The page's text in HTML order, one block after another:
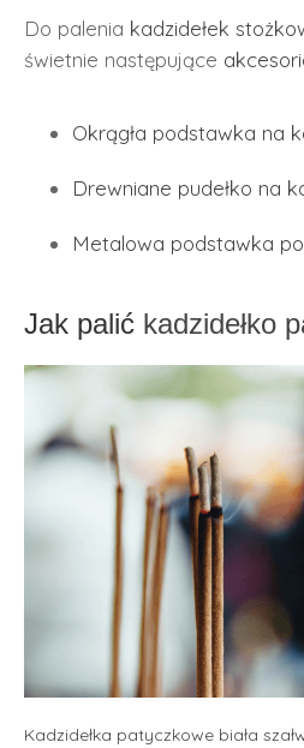
Do palenia kadzidełek
świetnie następujące
Okrągła podstawka na
Drewniane pudełko na
Metalowa podstawka
Jak palić kadzidełko
Kadzidełka patyczkowe biała